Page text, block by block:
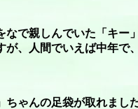
なで親しんでいた「キ
が、人間でいえば中年
ちゃんの足袋が取れま